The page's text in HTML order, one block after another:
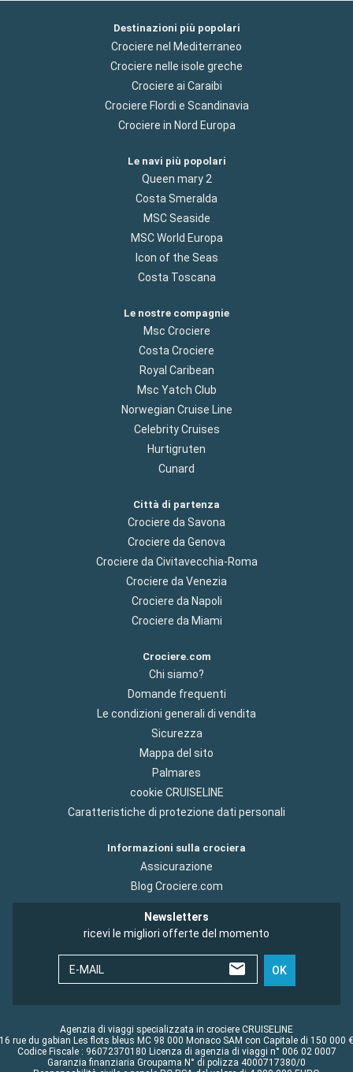
Destinazioni più popolari
Crociere nel Mediterraneo
Crociere nelle isole greche
Crociere ai Caraibi
Crociere Flordi e Scandinavia
Crociere in Nord Europa
Le navi più popolari
Queen mary 2
Costa Smeralda
MSC Seaside
MSC World Europa
Icon of the Seas
Costa Toscana
Le nostre compagnie
Msc Crociere
Costa Crociere
Royal Caribean
Msc Yatch Club
Norwegian Cruise Line
Celebrity Cruises
Hurtigruten
Cunard
Città di partenza
Crociere da Savona
Crociere da Genova
Crociere da Civitavecchia-Roma
Crociere da Venezia
Crociere da Napoli
Crociere da Miami
Crociere.com
Chi siamo?
Domande frequenti
Le condizioni generali di vendita
Sicurezza
Mappa del sito
Palmares
cookie CRUISELINE
Caratteristiche di protezione dati personali
Informazioni sulla crociera
Assicurazione
Blog Crociere.com
Newsletters
ricevi le migliori offerte del momento
E-MAIL OK
Agenzia di viaggi specializzata in crociere CRUISELINE
16 rue du gabian Les flots bleus MC 98 000 Monaco SAM con Capitale di 150 000 €
Codice Fiscale : 96072370180 Licenza di agenzia di viaggi n° 006 02 0007
Garanzia finanziaria Groupama N° di polizza 4000717380/0